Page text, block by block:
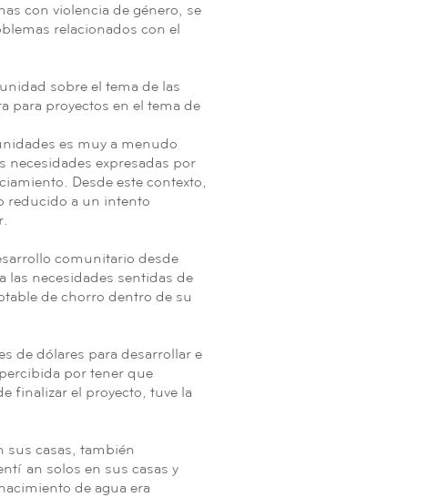
con violencia de género, se
relacionados con el
sobre el tema de las
para proyectos en el tema de
es muy a menudo
expresadas por
Desde este contexto,
reducido a un intento
comunitario desde
las necesidades sentidas de
de chorro dentro de su
de dólares para desarrollar e
por tener que
finalizar el proyecto, tuve la
sus casas, también
solos en sus casas y
de agua era